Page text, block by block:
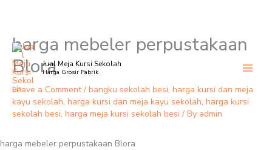
Skip
content
Jual Meja Kursi Sekolah
Harga Grosir Pabrik
harga mebeler perpustakaan
Blora
Leave a Comment / bangku sekolah besi, harga kursi dan meja
kayu sekolah, harga kursi dan meja kayu sekolah, harga kursi
sekolah besi, harga meja kursi sekolah besi / By admin
harga mebeler perpustakaan Blora